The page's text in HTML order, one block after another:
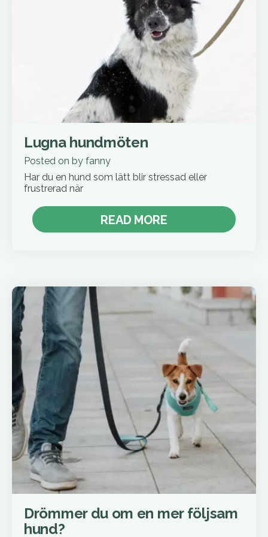
Lugna hundmöten
Posted on by fanny
Har du en hund som lätt blir stressad eller
frustrerad när
READ MORE
Drömmer du om en mer följsam
hund?